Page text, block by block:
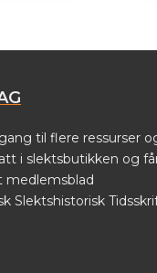
til flere ressurser
i slektsbutikken og
medlemsblad
Slektshistorisk